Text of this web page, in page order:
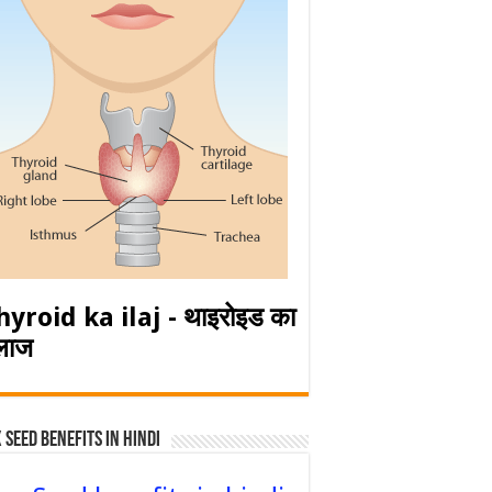
ka ilaj - थाइरोइड का
Seed Benefits in hindi